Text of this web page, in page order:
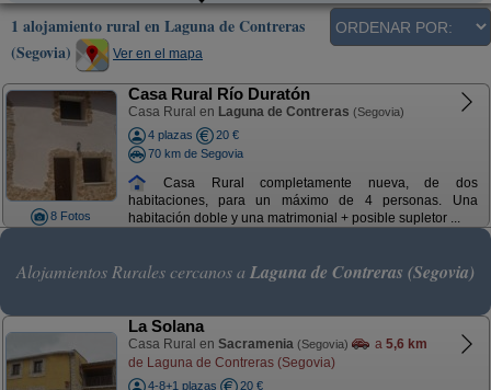
1 alojamiento rural en Laguna de Contreras
(Segovia)
Ver en el mapa
8 Fotos
Casa Rural Río Duratón
Casa Rural en Laguna de Contreras (Segovia)
4 plazas
20 €
70 km de Segovia
Casa Rural completamente nueva, de dos
habitaciones, para un máximo de 4 personas. Una
habitación doble y una matrimonial + posible supletor ...
Alojamientos Rurales cercanos a Laguna de Contreras (Segovia)
La Solana
Casa Rural en Sacramenia (Segovia) a 5,6 km
de Laguna de Contreras (Segovia)
4-8+1 plazas
20 €